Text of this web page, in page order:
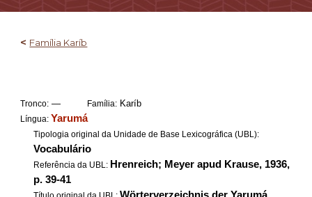
< Família Karíb
Tronco: — Família: Karíb
Língua: Yarumá
Tipologia original da Unidade de Base Lexicográfica (UBL):
Vocabulário
Referência da UBL: Hrenreich; Meyer apud Krause, 1936,
p. 39-41